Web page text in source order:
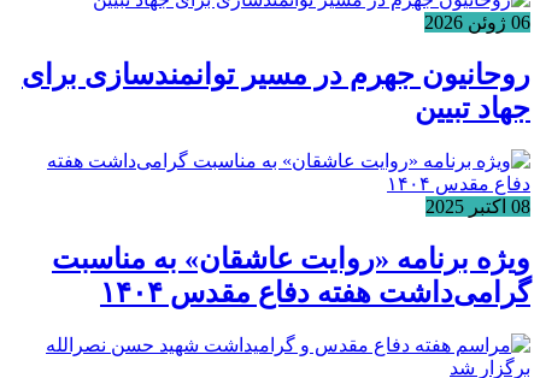
06 ژوئن 2026
روحانیون جهرم در مسیر توانمندسازی برای
جهاد تبیین
08 اکتبر 2025
ویژه برنامه «روایت عاشقان» به مناسبت
گرامی‌داشت هفته دفاع مقدس ۱۴۰۴